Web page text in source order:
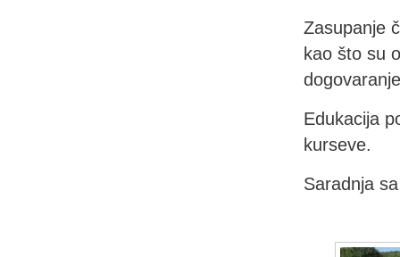
Zasupanje
kao što su
Edukacija
kurseve.
Saradnja